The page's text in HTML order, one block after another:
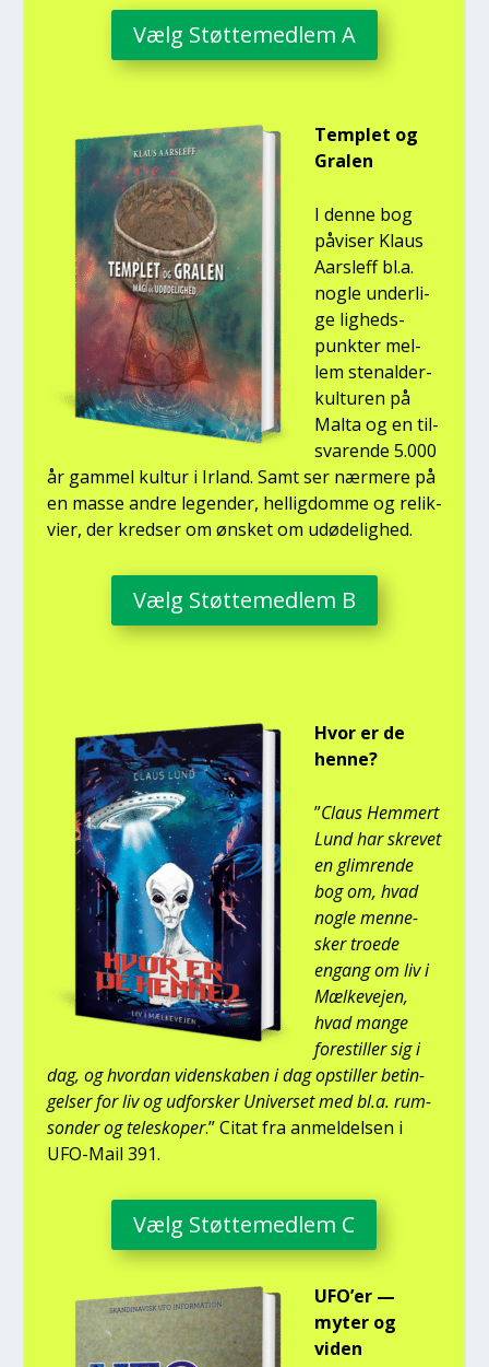
Vælg Støt­te­med­lem A
Temp­let og
Gra­len
I den­ne bog
påvi­ser Klaus
Aars­l­eff bl.a.
nog­le under­li­
ge lig­heds­
punk­ter mel­
lem ste­nal­der­
kul­tu­ren på
Mal­ta og en til­
sva­ren­de 5.000
år gam­mel kul­tur i Irland. Samt ser nær­me­re på
en mas­se andre legen­der, hel­lig­dom­me og relik­
vi­er, der kred­ser om ønsket om udø­de­lig­hed.
Vælg Støt­te­med­lem B
Hvor er de
hen­ne?
”Claus Hem­mert
Lund har skre­vet
en glim­ren­de
bog om, hvad
nog­le men­ne­
sker tro­e­de
engang om liv i
Mæl­ke­vej­en,
hvad man­ge
fore­stil­ler sig i
dag, og hvor­dan viden­ska­ben i dag opstil­ler betin­
gel­ser for liv og udfor­sker Uni­ver­set med bl.a. rum­
son­der og telesko­per.” Citat fra anmel­del­sen i
UFO-Mail 391.
Vælg Støt­te­med­lem C
UFO’er —
myter og
viden